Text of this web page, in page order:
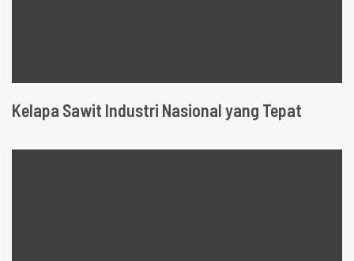
Kelapa Sawit Industri Nasional yang Tepat